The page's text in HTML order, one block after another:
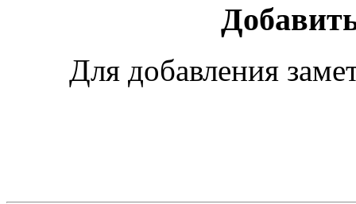
Для добавления